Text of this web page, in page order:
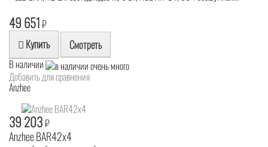
49 651₽
Купить Смотреть
В наличии
Добавить для сравнения
Anzhee
39 203₽
Anzhee BAR42x4